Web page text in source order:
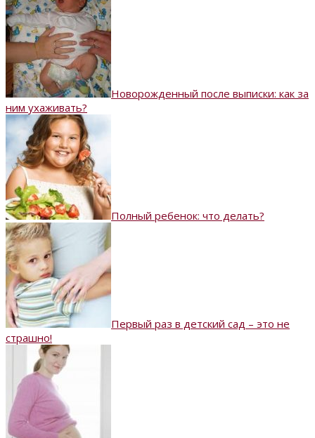
Новорожденный после выписки: как за
ним ухаживать?
Полный ребенок: что делать?
Первый раз в детский сад – это не
страшно!